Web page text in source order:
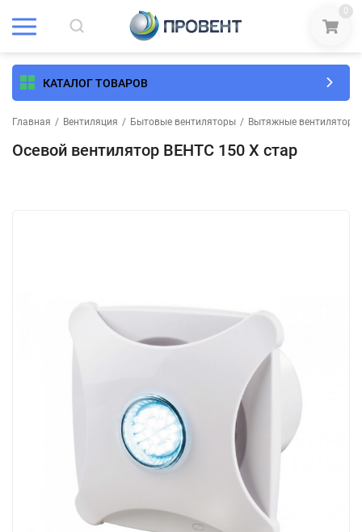
0
КАТАЛОГ ТОВАРОВ
Главная / Вентиляция / Бытовые вентиляторы / Вытяжные вентиляторы
Осевой вентилятор ВЕНТС 150 Х стар